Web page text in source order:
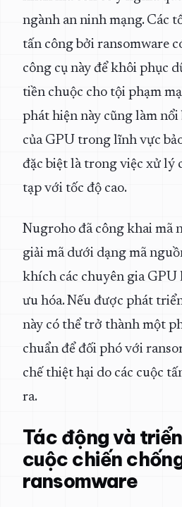
ngành an ninh mạng. Các
tấn công bởi ransomware
công cụ này để khôi phục
tiền chuộc cho tội phạm
phát hiện này cũng làm
của GPU trong lĩnh vực
đặc biệt là trong việc xử lý
tạp với tốc độ cao.
Nugroho đã công khai mã
giải mã dưới dạng mã
khích các chuyên gia GPU
ưu hóa. Nếu được phát
này có thể trở thành một
chuẩn để đối phó với
chế thiệt hại do các cuộc
ra.
Tác động và
cuộc chiến
ransomware